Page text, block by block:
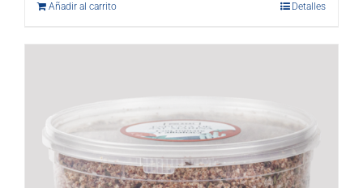
Añadir al carrito Detalles